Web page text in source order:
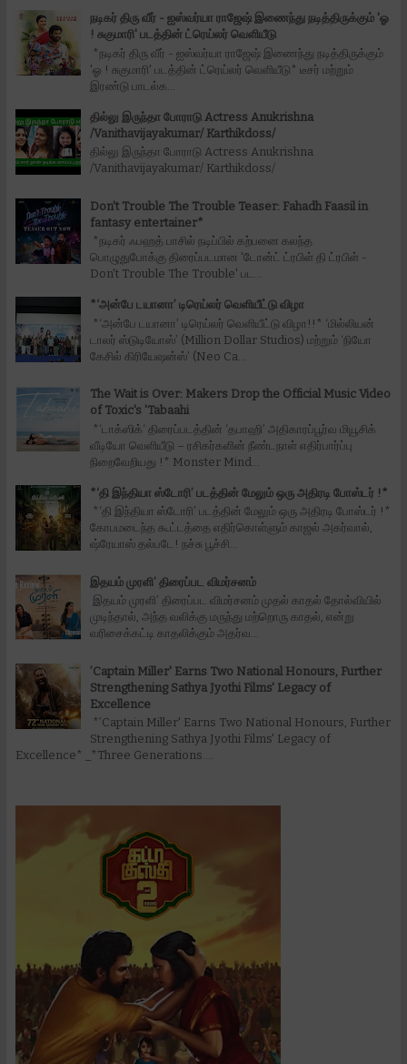
நடிகர் திரு வீர் - ஐஸ்வர்யா ராஜேஷ் இணைந்து நடித்திருக்கும் 'ஓ
! சுகுமாரி' படத்தின் ட்ரெய்லர் வெளியீடு
*நடிகர் திரு வீர் - ஐஸ்வர்யா ராஜேஷ் இணைந்து நடித்திருக்கும்
'ஓ ! சுகுமாரி' படத்தின் ட்ரெய்லர் வெளியீடு* டீசர் மற்றும்
இரண்டு பாடல்க...
தில்லு இருந்தா போராடு Actress Anukrishna
/Vanithavijayakumar/ Karthikdoss/
தில்லு இருந்தா போராடு Actress Anukrishna
/Vanithavijayakumar/ Karthikdoss/
Don't Trouble The Trouble Teaser: Fahadh Faasil in
fantasy entertainer*
*நடிகர் ஃபஹத் பாசில் நடிப்பில் கற்பனை கலந்த
பொழுதுபோக்கு திரைப்படமான 'டோன்ட் ட்ரபிள் தி ட்ரபிள் -
Don't Trouble The Trouble' பட...
*‘அன்பே டயானா’ டிரெய்லர் வெளியீட்டு விழா
*‘அன்பே டயானா’ டிரெய்லர் வெளியீட்டு விழா!!* ‘மில்லியன்
டாலர் ஸ்டுடியோஸ்’ (Million Dollar Studios) மற்றும் ‘நியோ
கேசில் கிரியேஷன்ஸ்’ (Neo Ca...
The Wait is Over: Makers Drop the Official Music Video
of Toxic's 'Tabaahi
*‘டாக்ஸிக்‘ திரைப்படத்தின் ‘தபாஹி’ அதிகாரப்பூர்வ மியூசிக்
வீடியோ வெளியீடு – ரசிகர்களின் நீண்டநாள் எதிர்பார்ப்பு
நிறைவேறியது !* Monster Mind...
*‘தி இந்தியா ஸ்டோரி’ படத்தின் மேலும் ஒரு அதிரடி போஸ்டர் !*
*‘தி இந்தியா ஸ்டோரி’ படத்தின் மேலும் ஒரு அதிரடி போஸ்டர் !*
கோபமடைந்த கூட்டத்தை எதிர்கொள்ளும் காஜல் அகர்வால்,
ஷ்ரேயாஸ் தல்படே! நச்சு பூச்சி...
இதயம் முரளி’ திரைப்பட விமர்சனம்
இதயம் முரளி’ திரைப்பட விமர்சனம் முதல் காதல் தோல்வியில்
முடிந்தால், அந்த வலிக்கு மருந்து மற்றொரு காதல், என்று
வரிசைக்கட்டி காதலிக்கும் அதர்வ...
’Captain Miller' Earns Two National Honours, Further
Strengthening Sathya Jyothi Films' Legacy of
Excellence
*’Captain Miller' Earns Two National Honours, Further
Strengthening Sathya Jyothi Films' Legacy of
Excellence* _*Three Generations....